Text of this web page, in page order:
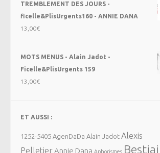
TREMBLEMENT DES JOURS -
ficelle&PlisUrgents160 - ANNIE DANA
13,00€
MOTS MENUS - Alain Jadot -
Ficelle&PlisUrgents 159
13,00€
ET AUSSI :
1252-5405 AgenDaDa Alain Jadot Alexis
PelletierAnnie Dana Aphorismes